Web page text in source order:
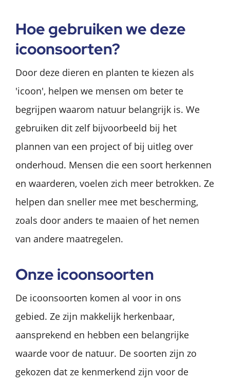
Hoe gebruiken we deze
icoonsoorten?
Door deze dieren en planten te kiezen als
'icoon', helpen we mensen om beter te
begrijpen waarom natuur belangrijk is. We
gebruiken dit zelf bijvoorbeeld bij het
plannen van een project of bij uitleg over
onderhoud. Mensen die een soort herkennen
en waarderen, voelen zich meer betrokken. Ze
helpen dan sneller mee met bescherming,
zoals door anders te maaien of het nemen
van andere maatregelen.
Onze icoonsoorten
De icoonsoorten komen al voor in ons
gebied. Ze zijn makkelijk herkenbaar,
aansprekend en hebben een belangrijke
waarde voor de natuur. De soorten zijn zo
gekozen dat ze kenmerkend zijn voor de